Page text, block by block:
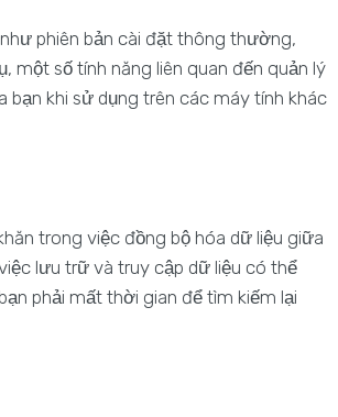
phiên bản cài đặt thông thường,
một số tính năng liên quan đến quản lý
bạn khi sử dụng trên các máy tính khác
trong việc đồng bộ hóa dữ liệu giữa
lưu trữ và truy cập dữ liệu có thể
phải mất thời gian để tìm kiếm lại